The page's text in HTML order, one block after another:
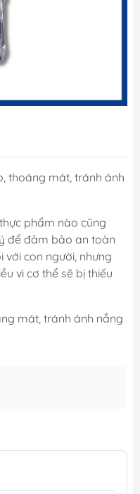
thoáng mát, tránh ánh
phẩm nào cũng
để đảm bảo an toàn
với con người, nhưng
vì cơ thể sẽ bị thiếu
mát, tránh ánh nắng